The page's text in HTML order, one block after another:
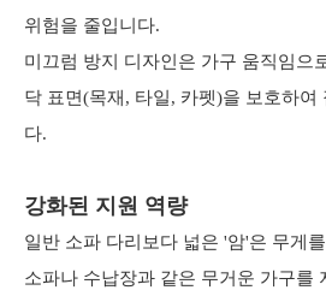
위험을 줄입니다.
미끄럼 방지 디자인은 가구 움직임으
닥 표면(목재, 타일, 카펫)을 보호하여
다.
강화된 지원 역량
일반 소파 다리보다 넓은 '암'은 무게
소파나 수납장과 같은 무거운 가구를